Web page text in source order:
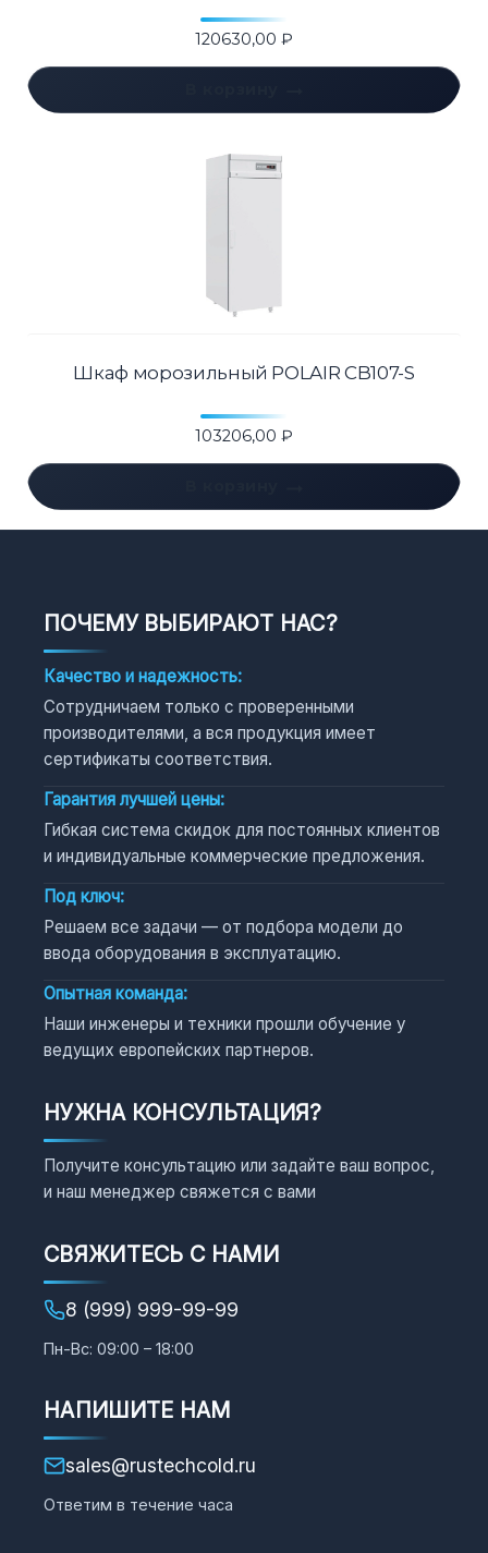
120630,00 ₽
Шкаф морозильный POLAIR CB107-S
103206,00 ₽
ПОЧЕМУ ВЫБИРАЮТ НАС?
Качество и надежность:
Сотрудничаем только с проверенными
производителями, а вся продукция имеет
сертификаты соответствия.
Гарантия лучшей цены:
Гибкая система скидок для постоянных клиентов
и индивидуальные коммерческие предложения.
Под ключ:
Решаем все задачи — от подбора модели до
ввода оборудования в эксплуатацию.
Опытная команда:
Наши инженеры и техники прошли обучение у
ведущих европейских партнеров.
НУЖНА КОНСУЛЬТАЦИЯ?
Получите консультацию или задайте ваш вопрос,
и наш менеджер свяжется с вами
СВЯЖИТЕСЬ С НАМИ
8 (999) 999-99-99
Пн-Вс: 09:00 – 18:00
НАПИШИТЕ НАМ
sales@rustechcold.ru
Ответим в течение часа